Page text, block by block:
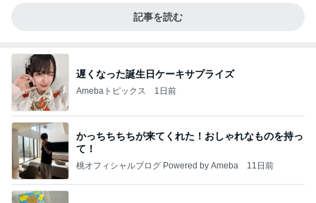
記事を読む
遅くなった誕生日ケーキサプライズ
Amebaトピックス 1日前
かっちちちちが来てくれた！おしゃれなものを持っ
て！
桃オフィシャルブログ Powered by Ameba 11日前